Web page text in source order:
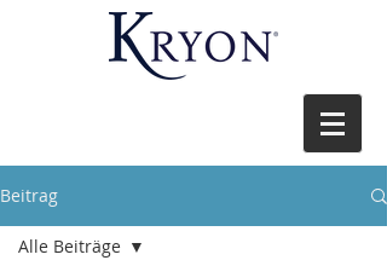
Beitrag
Alle Beiträge